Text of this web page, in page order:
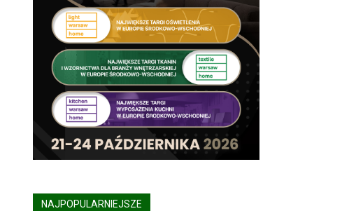
NAJPOPULARNIEJSZE